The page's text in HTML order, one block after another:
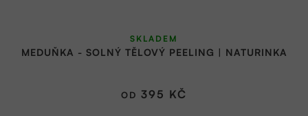
MEDUŇKA - SOLNÝ TĚLOVÝ PEELING | NATURINKA
SKLADEM
OD 395 KČ